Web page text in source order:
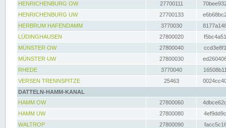
HENRICHENBURG OW
27700111
HENRICHENBURG UW
27700133
HERBRUM HAFENDAMM
3770030
LÜDINGHAUSEN
27800020
MÜNSTER OW
27800040
MÜNSTER UW
27800030
RHEDE
3770040
VERSEN TRENNSPITZE
25463
DATTELN-HAMM-KANAL
HAMM OW
27800060
HAMM UW
27800080
WALTROP
27800090